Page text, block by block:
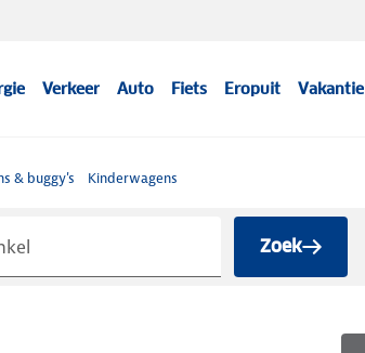
Verkeer Auto Fiets Eropuit Vakantie
& buggy's Kinderwagens
Zoek